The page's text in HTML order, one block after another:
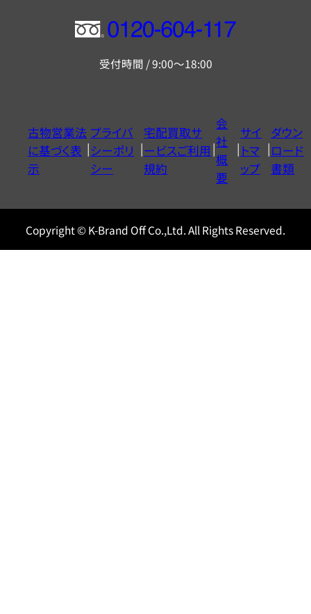
フ
ー
ヤ
ル
0120604117
受付時間 / 9:00～18:00
古物営業法
に基づく表
示
プライバ
シーポリ
シー
宅配買取サ
ービスご利用
規約
会
社
概
要
サイ
トマ
ップ
ダウン
ロード
書類
Copyright © K-Brand Off Co.,Ltd. All Rights Reserved.